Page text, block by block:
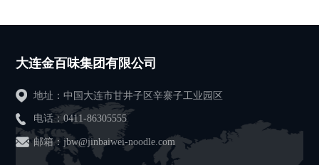
大连金百味集团有限公司
地址：中国大连市甘井子区辛寨子工业园区
电话：0411-86305555
邮箱：jbw@jinbaiwei-noodle.com